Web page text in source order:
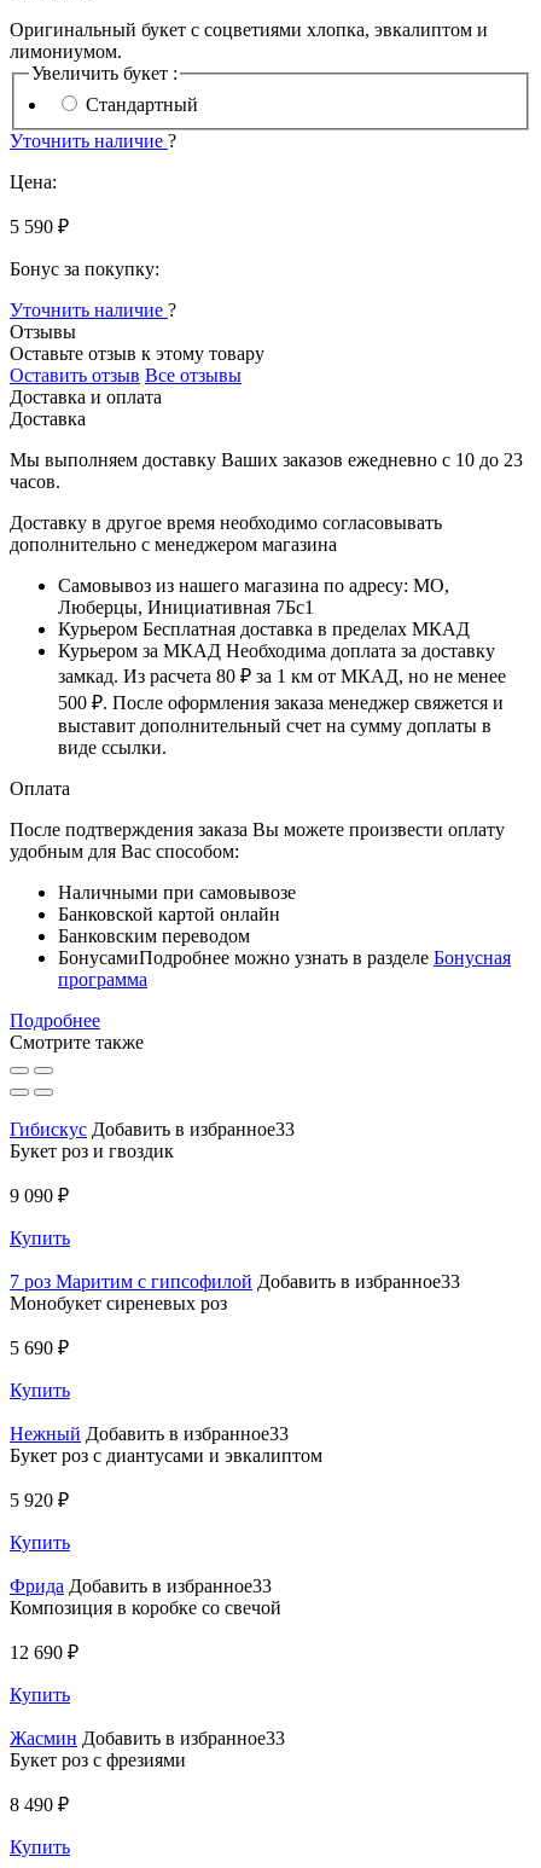
Оригинальный букет с соцветиями хлопка, эвкалиптом и
лимониумом.
Увеличить букет :
Стандартный
Уточнить наличие ?
Цена:
5 590 ₽
Бонус за покупку:
Уточнить наличие ?
Отзывы
Оставьте отзыв к этому товару
Оставить отзыв Все отзывы
Доставка и оплата
Доставка
Мы выполняем доставку Ваших заказов ежедневно с 10 до 23
часов.
Доставку в другое время необходимо согласовывать
дополнительно с менеджером магазина
Самовывоз из нашего магазина по адресу: МО,
Люберцы, Инициативная 7Бс1
Курьером Бесплатная доставка в пределах МКАД
Курьером за МКАД Необходима доплата за доставку
замкад. Из расчета 80 ₽ за 1 км от МКАД, но не менее
500 ₽. После оформления заказа менеджер свяжется и
выставит дополнительный счет на сумму доплаты в
виде ссылки.
Оплата
После подтверждения заказа Вы можете произвести оплату
удобным для Вас способом:
Наличными при самовывозе
Банковской картой онлайн
Банковским переводом
БонусамиПодробнее можно узнать в разделе Бонусная
программа
Подробнее
Смотрите также
Гибискус Добавить в избранное33
Букет роз и гвоздик
9 090 ₽
Купить
7 роз Маритим с гипсофилой Добавить в избранное33
Монобукет сиреневых роз
5 690 ₽
Купить
Нежный Добавить в избранное33
Букет роз с диантусами и эвкалиптом
5 920 ₽
Купить
Фрида Добавить в избранное33
Композиция в коробке со свечой
12 690 ₽
Купить
Жасмин Добавить в избранное33
Букет роз с фрезиями
8 490 ₽
Купить